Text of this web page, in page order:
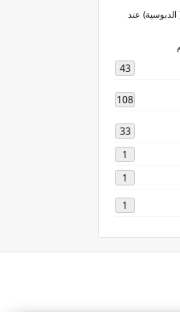
الدبوسية) عند
43
108
33
1
1
1